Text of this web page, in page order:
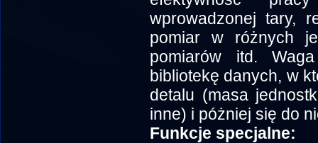
wprowadzonej tary,
pomiar w różnych
pomiarów itd.
bibliotekę danych, w
detalu (masa
inne) i póżniej się do
Funkcje specjalne: